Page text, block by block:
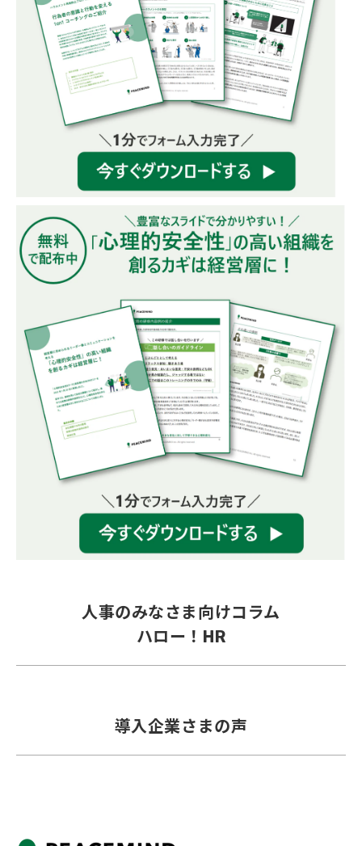
人事のみなさま向けコラム
ハロー！HR
導入企業さまの声